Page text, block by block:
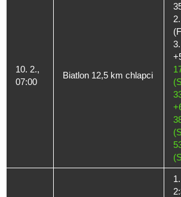
10. 2.,
07:00
Biatlon 12,5 km chlapci